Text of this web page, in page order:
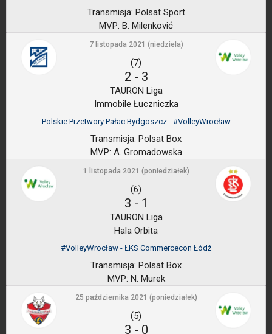
Transmisja: Polsat Sport
MVP: B. Milenković
7 listopada 2021 (niedziela)
(7)
2 - 3
TAURON Liga
Immobile Łuczniczka
Polskie Przetwory Pałac Bydgoszcz - #VolleyWrocław
Transmisja: Polsat Box
MVP: A. Gromadowska
1 listopada 2021 (poniedziałek)
(6)
3 - 1
TAURON Liga
Hala Orbita
#VolleyWrocław - ŁKS Commercecon Łódź
Transmisja: Polsat Box
MVP: N. Murek
25 października 2021 (poniedziałek)
(5)
3 - 0